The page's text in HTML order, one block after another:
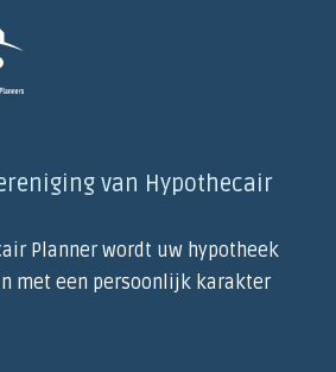
van Hypothecair
Planner wordt uw hypotheek
met een persoonlijk karakter